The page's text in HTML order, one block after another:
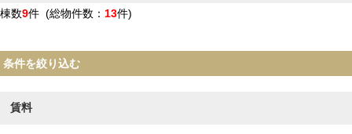
棟数9件 (総物件数： 13件)
条件を絞り込む
賃料